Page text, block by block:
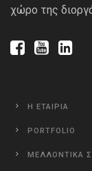
χώρο της
Η ΕΤΑΙΡΙΑ
PORTFOLIO
ΜΕΛΛΟΝΤΙΚΑ